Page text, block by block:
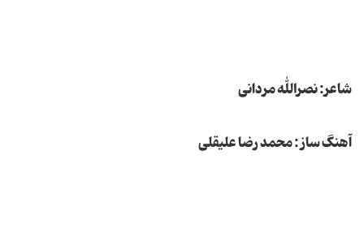
شاعر:نصرالله مردانی
آهنگ ساز :محمد رضا علیقلی